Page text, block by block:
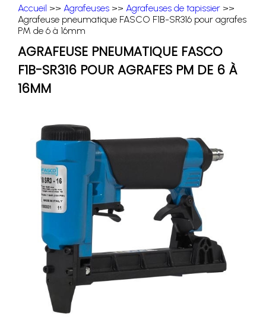
Accueil >> Agrafeuses >> Agrafeuses de tapissier >>
Agrafeuse pneumatique FASCO F1B-SR316 pour agrafes
PM de 6 à 16mm
AGRAFEUSE PNEUMATIQUE FASCO
F1B-SR316 POUR AGRAFES PM DE 6 À
16MM